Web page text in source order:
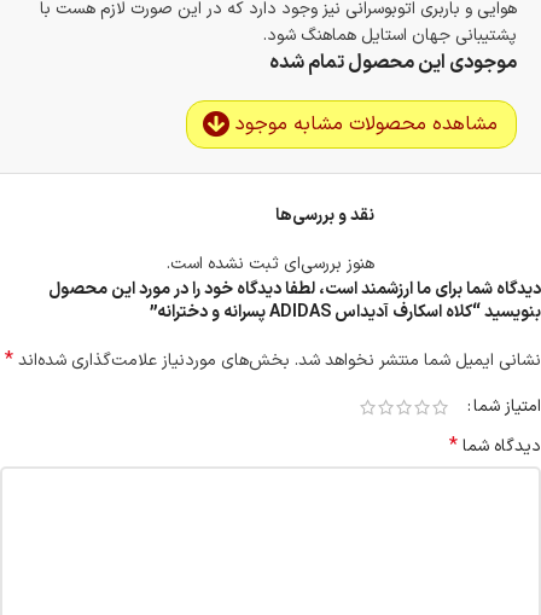
هوایی و باربری اتوبوسرانی نیز وجود دارد که در این صورت لازم هست با
پشتیبانی جهان استایل هماهنگ شود.
موجودی این محصول تمام شده
مشاهده محصولات مشابه موجود
نقد و بررسی‌ها
هنوز بررسی‌ای ثبت نشده است.
دیدگاه شما برای ما ارزشمند است، لطفا دیدگاه خود را در مورد این محصول
بنویسید “کلاه اسکارف آدیداس ADIDAS پسرانه و دخترانه”
نشانی ایمیل شما منتشر نخواهد شد. بخش‌های موردنیاز علامت‌گذاری شده‌اند*
امتیاز شما
دیدگاه شما*